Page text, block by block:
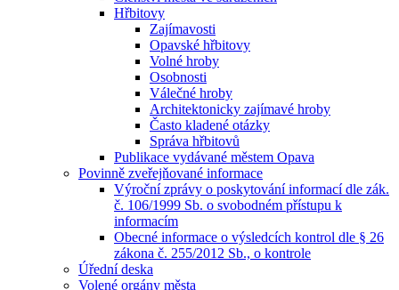
Hřbitovy
Zajímavosti
Opavské hřbitovy
Volné hroby
Osobnosti
Válečné hroby
Architektonicky zajímavé hroby
Často kladené otázky
Správa hřbitovů
Publikace vydávané městem Opava
Povinně zveřejňované informace
Výroční zprávy o poskytování informací dle zák.
č. 106/1999 Sb. o svobodném přístupu k
informacím
Obecné informace o výsledcích kontrol dle § 26
zákona č. 255/2012 Sb., o kontrole
Úřední deska
Volené orgány města